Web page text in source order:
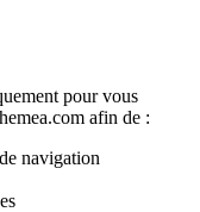
pour vous
afin de :
navigation